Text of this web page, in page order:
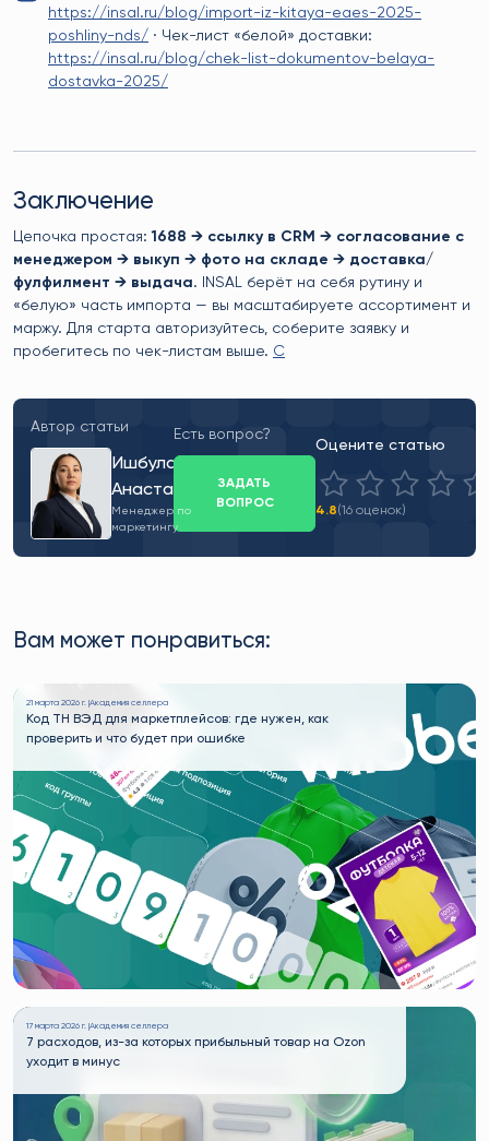
https://insal.ru/blog/import-iz-kitaya-eaes-2025-
poshliny-nds/ · Чек-лист «белой» доставки:
https://insal.ru/blog/chek-list-dokumentov-belaya-
dostavka-2025/
Заключение
Цепочка простая:1688 → ссылку в CRM → согласование с
менеджером → выкуп → фото на складе → доставка/
фулфилмент → выдача. INSAL берёт на себя рутину и
«белую» часть импорта — вы масштабируете ассортимент и
маржу. Для старта авторизуйтесь, соберите заявку и
пробегитесь по чек-листам выше. C
Автор статьи
Ишбулатова
Анастасия
Менеджер по
маркетингу
Есть вопрос?
ЗАДАТЬ
ВОПРОС
Оцените статью
4.8(16 оценок)
Вам может понравиться:
21 марта 2026 г. |Академия селлера
Код ТН ВЭД для маркетплейсов: где нужен, как
проверить и что будет при ошибке
17 марта 2026 г. |Академия селлера
7 расходов, из-за которых прибыльный товар на Ozon
уходит в минус